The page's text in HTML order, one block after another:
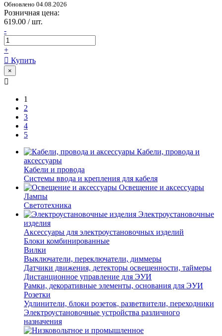
Обновлено 04.08.2026
Розничная цена:
619.00 / шт.
-
+
Купить
×
1
2
3
4
5
Кабели, провода и
аксессуары
Кабели и провода
Системы ввода и крепления для кабеля
Освещение и аксессуары
Лампы
Светотехника
Электроустановочные
изделия
Аксессуары для электроустановочных изделий
Блоки комбинированные
Вилки
Выключатели, переключатели, диммеры
Датчики движения, детекторы освещенности, таймеры
Дистанционное управление для ЭУИ
Рамки, декоративные элементы, основания для ЭУИ
Розетки
Удлинители, блоки розеток, разветвители, переходники
Электроустановочные устройства различного
назначения